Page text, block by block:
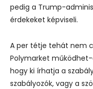
pedig a Trump-
érdekeket képviseli.
A per tétje tehát nem
Polymarket
hogy ki írhatja a
szabályozók, vagy a